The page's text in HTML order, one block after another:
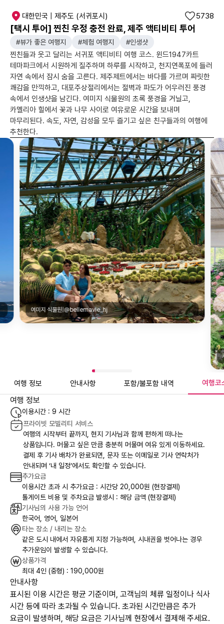
대한민국 | 제주도 (서귀포시)
[택시 투어] 찐친 우정 충전 완료, 제주 액티비티 투어
5738
#뷰가 좋은 여행지 #체험 여행지 #인생샷
찐친들과 웃고 달리는 서귀포 액티비티 여행 코스. 윈드1947카트
테마파크에서 시원하게 질주하며 하루를 시작하고, 천지연폭포에 들러
자연 속에서 잠시 숨을 고른다. 제주제트에서는 바다를 가르며 짜릿한
쾌감을 만끽하고, 대포주상절리에서는 절벽과 파도가 어우러진 풍경
속에서 인생샷을 남긴다. 여미지 식물원의 초록 풍경을 거닐고,
카멜리아 힐에서 꽃과 나무 사이로 여유로운 시간을 보내며
마무리된다. 속도, 자연, 감성을 모두 즐기고 싶은 친구들과의 여행에
추천한다.
여행 정보 안내사항 포함/불포함 내역 여행코
여행 정보
이용시간 : 9 시간
프라이빗 모빌리티 서비스
여행의 시작부터 끝까지, 현지 기사님과 함께 편하게 떠나는
상품입니다. 머물고 싶은 만큼 충분히 머물며 여유 있게 이동하세요.
결제 후 기사 배차가 완료되면, 문자 또는 이메일로 기사 연락처가
안내되며 ‘내 일정’에서도 확인할 수 있습니다.
추가요금
이용시간 초과 시 추가요금 : 시간당 20,000원 (현장결제)
톨게이트 비용 및 주차요금 발생시 : 해당 금액 (현장결제)
기사님의 사용 가능 언어
한국어, 영어, 일본어
타는 장소 / 내리는 장소
같은 도시 내에서 자유롭게 지정 가능하며, 시내권을 벗어나는 경우
추가운임이 발생할 수 있습니다.
상품가격
최대 4인 (중형) : 190,000원
안내사항
표시된 이용 시간은 평균 기준이며, 고객님의 체류 일정이나 식사
시간 등에 따라 초과될 수 있습니다. 초과된 시간만큼은 추가
요금이 발생하며, 해당 요금은 기사님께 현장에서 결제해 주세요.